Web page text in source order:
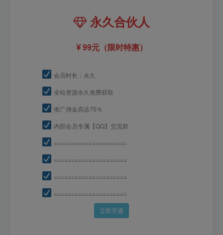
永久合伙人
99元（限时特惠）
会员时长：永久
全站资源永久免费获取
推广佣金高达70％
内部会员专属【QQ】交流群
=====================
=====================
=====================
=====================
立即开通